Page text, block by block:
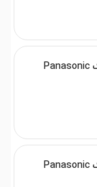
ویدئو پروژکتور پاناسونیک Panasonic
ویدئو پروژکتور پاناسونیک Panasonic